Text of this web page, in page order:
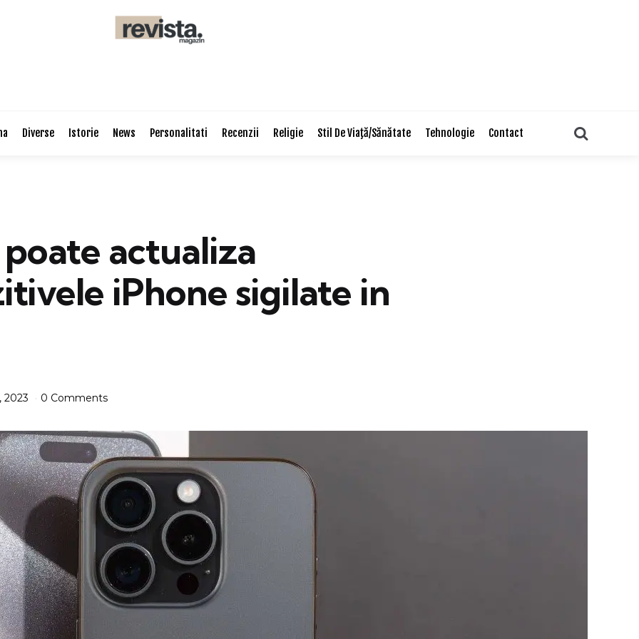
Diverse Istorie News Personalitati Recenzii Religie Stil De Viaţă/Sănătate Tehnologie Contact
actualiza
iPhone sigilate in
2023
0 Comments